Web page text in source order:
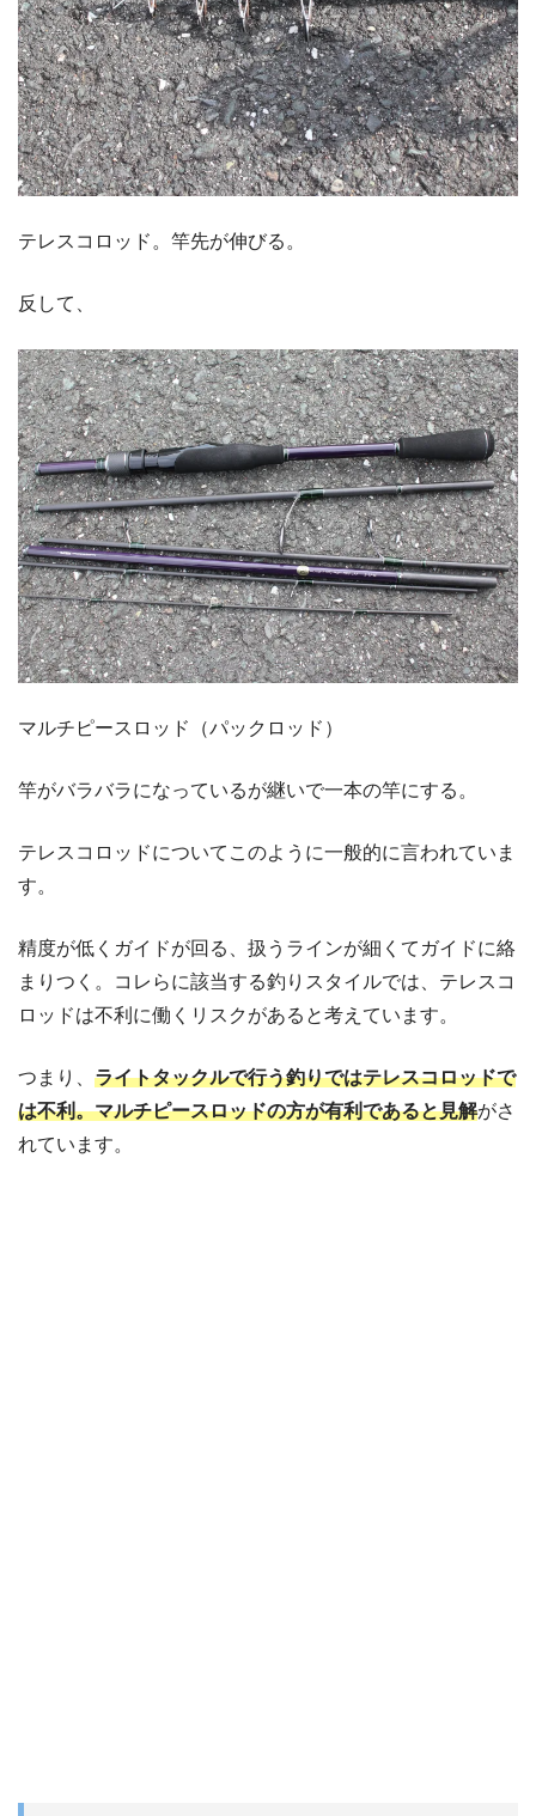
テレスコロッド。竿先が伸びる。
反して、
マルチピースロッド（パックロッド）
竿がバラバラになっているが継いで一本の竿にする。
テレスコロッドについてこのように一般的に言われていま
す。
精度が低くガイドが回る、扱うラインが細くてガイドに絡
まりつく。コレらに該当する釣りスタイルでは、テレスコ
ロッドは不利に働くリスクがあると考えています。
つまり、 ライトタックルで行う釣りではテレスコロッドで
は不利。マルチピースロッドの方が有利であると見解がさ
れています。